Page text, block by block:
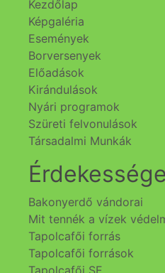
Kezdőlap
Képgaléria
Események
Borversenyek
Előadások
Kirándulások
Nyári programok
Szüreti felvonulások
Társadalmi Munkák
Bakonyerdő vándorai
Mit tennék a vízek
Tapolcafői forrás
Tapolcafői források
Tapolcafői SE